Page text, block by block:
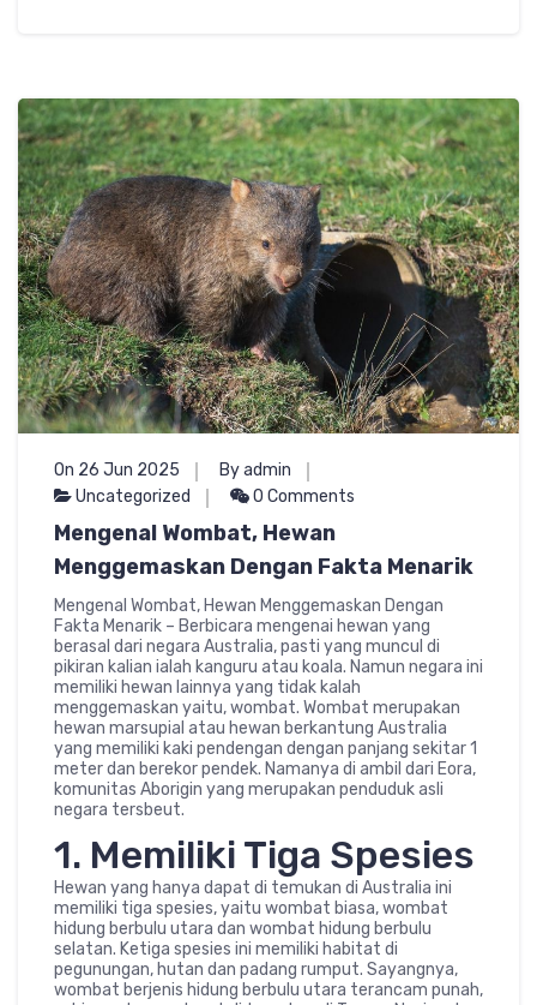
On 26 Jun 2025
By admin
Uncategorized
0 Comments
Mengenal Wombat, Hewan
Menggemaskan Dengan Fakta Menarik
Mengenal Wombat, Hewan Menggemaskan Dengan
Fakta Menarik – Berbicara mengenai hewan yang
berasal dari negara Australia, pasti yang muncul di
pikiran kalian ialah kanguru atau koala. Namun negara ini
memiliki hewan lainnya yang tidak kalah
menggemaskan yaitu, wombat. Wombat merupakan
hewan marsupial atau hewan berkantung Australia
yang memiliki kaki pendengan dengan panjang sekitar 1
meter dan berekor pendek. Namanya di ambil dari Eora,
komunitas Aborigin yang merupakan penduduk asli
negara tersbeut.
1. Memiliki Tiga Spesies
Hewan yang hanya dapat di temukan di Australia ini
memiliki tiga spesies, yaitu wombat biasa, wombat
hidung berbulu utara dan wombat hidung berbulu
selatan. Ketiga spesies ini memiliki habitat di
pegunungan, hutan dan padang rumput. Sayangnya,
wombat berjenis hidung berbulu utara terancam punah,